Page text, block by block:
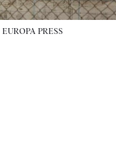
EUROPA PRESS